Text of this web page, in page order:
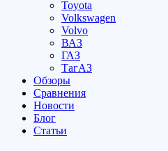
Toyota
Volkswagen
Volvo
ВАЗ
ГАЗ
ТагАЗ
Обзоры
Сравнения
Новости
Блог
Статьи